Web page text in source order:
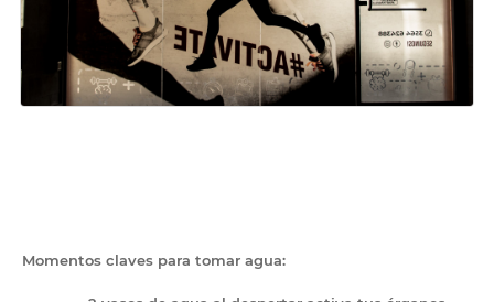
Momentos claves para tomar agua: